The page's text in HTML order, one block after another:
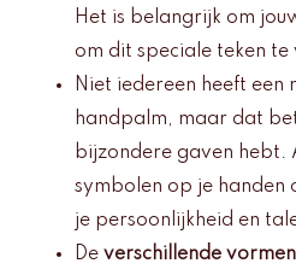
Het is belangrijk om
om dit speciale teken te
Niet iedereen heeft een
handpalm, maar dat
bijzondere gaven hebt.
symbolen op je handen
je persoonlijkheid en
De verschillende